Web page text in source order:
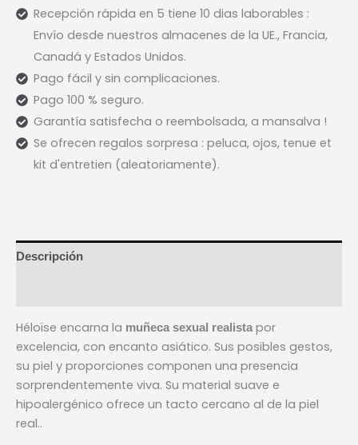
Recepción rápida en 5 tiene 10 dias laborables :
Envío desde nuestros almacenes de la UE., Francia,
Canadá y Estados Unidos.
Pago fácil y sin complicaciones.
Pago 100 % seguro.
Garantía satisfecha o reembolsada, a mansalva !
Se ofrecen regalos sorpresa : peluca, ojos, tenue et
kit d'entretien (aleatoriamente).
Descripción
Héloïse encarna la muñeca sexual realistapor
excelencia, con encanto asiático. Sus posibles gestos,
su piel y proporciones componen una presencia
sorprendentemente viva. Su material suave e
hipoalergénico ofrece un tacto cercano al de la piel
real..